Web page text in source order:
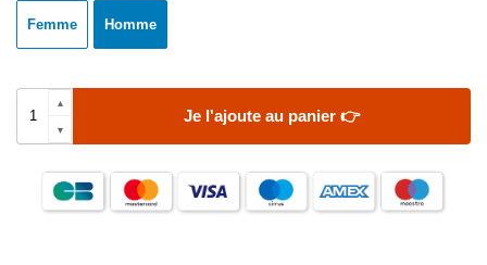
Femme Homme
Je l'ajoute au panier 👉